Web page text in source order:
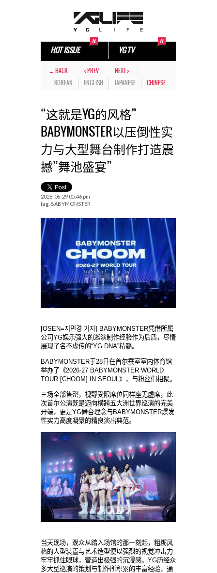
HOT ISSUE YG TV
← BACK < PREV
NEXT >
KOREAN
ENGLISH JAPANESE CHINESE
“这就是YG的风格”
BABYMONSTER以压倒性实
力与大型舞台制作打造震
撼”舞池盛宴”
2026-06-29 05:46 pm
tag. BABYMONSTER
[OSEN=지민경 기자] BABYMONSTER凭借所属
公司 YG娱乐强大的巡演制作经验作为后盾， 尽情
展现 了名不虚传的“YG DNA”精髓。
BABYMONSTER于28日 在首尔蚕室室内体育馆
举办 了《2026-27 BABYMONSTER WORLD
TOUR [CHOOM] IN SEOUL》， 与粉丝们 相聚。
三场全部售罄， 视野受限席位同 样座无虚席， 此
次首尔公演既是迈向横跨五大洲世界巡演的完美
开端，更是YG舞台理念与 BABYMONSTER爆发
性实力高度凝聚的精良演出典范。
当天现场， 观众从踏入场馆的那一刻起，粗粝风
格的大型装置与艺术造型便以强烈的视觉冲击力
牢牢抓住眼球， 营造出极强的沉浸感。 YG历经众
多大型巡演的策划与制作所积累的丰富经验，通